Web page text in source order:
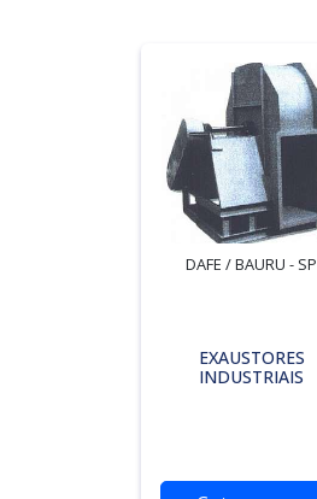
DAFE / BAURU - SP
EXAUSTORES
INDUSTRIAIS